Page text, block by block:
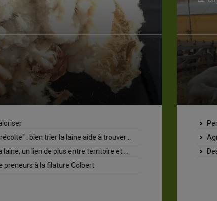
trier la laine aide à trouver un débouché
de plus entre territoire et consommateur
à la filature Colbert
Des